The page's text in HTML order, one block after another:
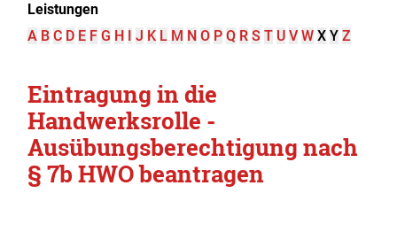
Leistungen
A B C D E F G H I J K L M N O P Q R S T U V W X Y Z
Eintragung in die
Handwerksrolle -
Ausübungsberechtigung nach
§ 7b HWO beantragen